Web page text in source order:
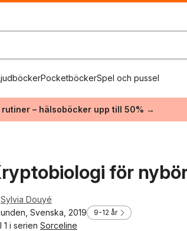
PocketböckerSpel och pussel
rutiner – hälsoböcker upp till 50% →
för
Sylvia Douyé
Svenska, 2019
9-12 år
1 i serien Sorceline